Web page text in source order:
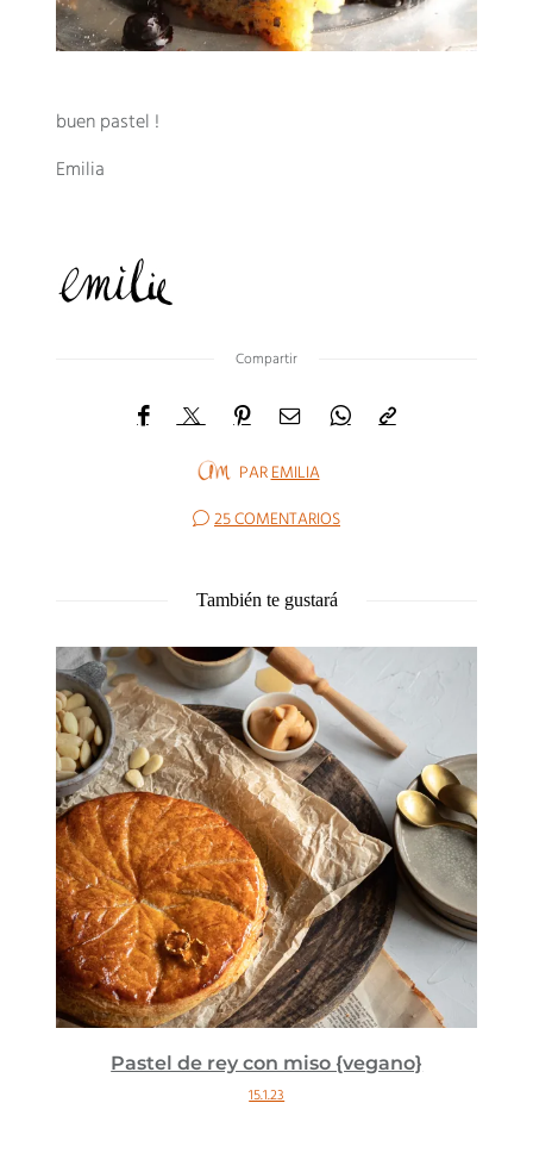
buen pastel !
Emilia
Compartir
PAREMILIA
25 COMENTARIOS
También te gustará
Pastel de rey con miso {vegano}
15.1.23